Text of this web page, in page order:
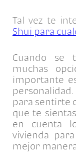
Tal vez te
Shui para
Cuando se
muchas
importante
para sentirte
que te
en cuenta
vivienda
mejor